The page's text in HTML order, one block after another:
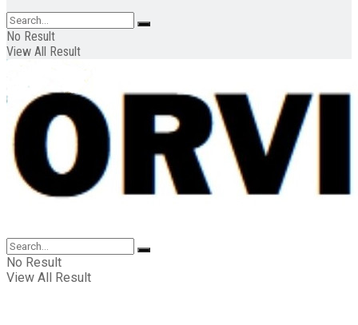
No Result
View All Result
No Result
View All Result